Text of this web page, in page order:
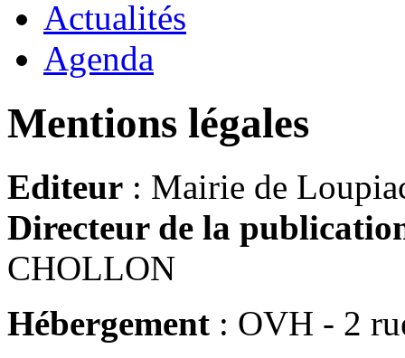
Actualités
Agenda
Mentions légales
Editeur : Mairie de
Directeur de la
CHOLLON
Hébergement : OVH - 2